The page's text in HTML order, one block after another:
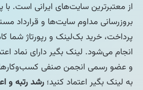
بروزرسانی مداوم سایت‌ها و قرارداد
پرداخت، خرید بک‌لینک و رپورتاژ شما
انجام می‌شود. لینک بگیر دارای نماد
و عضو رسمی انجمن صنفی
به لینک بگیر اعتماد کنید؛ رشد رتبه و